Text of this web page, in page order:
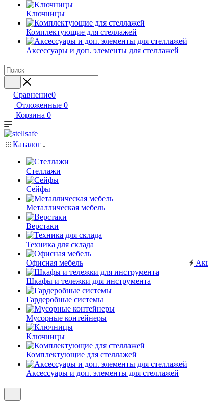
Ключницы
Комплектующие для стеллажей
Аксессуары и доп. элементы для стеллажей
Сравнение0
Отложенные 0
Корзина 0
Каталог
Стеллажи
Сейфы
Металлическая мебель
Верстаки
Техника для склада
Офисная мебель
Шкафы и тележки для инструмента
Гардеробные системы
Мусорные контейнеры
Ключницы
Комплектующие для стеллажей
Аксессуары и доп. элементы для стеллажей